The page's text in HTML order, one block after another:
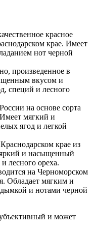
красное
крае. Имеет
нот черной
произведенное в
вкусом и
специй и лесного
на основе сорта
мягкий и
ягод и легкой
крае из
и насыщенный
лесного ореха.
на Черноморском
Обладает мягким и
и нотами черной
и может